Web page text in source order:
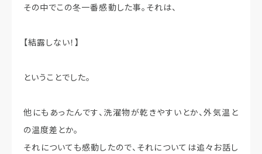
その中でこの冬一番感動した事。それは、
【結露しない！】
ということでした。
他にもあったんです、洗濯物が乾きやすいとか、外気温と
の温度差とか。
それについても感動したので、それについては追々お話し